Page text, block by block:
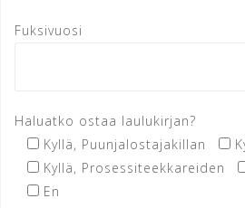
Fuksivuosi
Haluatko ostaa laulukirjan?
Kyllä, Puunjalostajakillan
Kyllä, Prosessiteekkareiden
En